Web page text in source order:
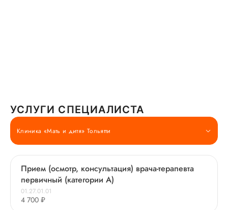
УСЛУГИ СПЕЦИАЛИСТА
Клиника «Мать и дитя» Тольятти
Прием (осмотр, консультация) врача-терапевта
первичный (категории А)
01.27.01.01
4 700 ₽